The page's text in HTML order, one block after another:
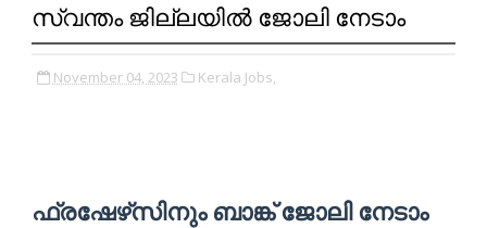
സ്വന്തം ജില്ലയിൽ ജോലി നേടാം
November 04, 2023 Kerala Jobs,
ഫ്രഷേഴ്‌സിനും ബാങ്ക് ജോലി നേടാം